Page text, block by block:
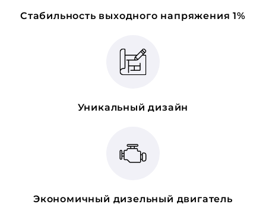
Стабильность выходного напряжения 1%
Уникальный дизайн
Экономичный дизельный двигатель